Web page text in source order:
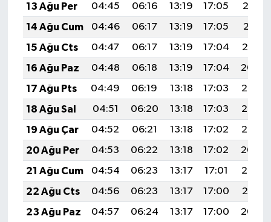
13 Ağu Per
04:45 06:16 13:19 17:05
20:13
14 Ağu Cum
04:46 06:17 13:19 17:05
20:11
15 Ağu Cts
04:47 06:17 13:19 17:04
20:10
16 Ağu Paz
04:48 06:18 13:19 17:04
20:09
17 Ağu Pts
04:49 06:19 13:18 17:03
20:08
18 Ağu Sal
04:51 06:20 13:18 17:03
20:06
19 Ağu Çar
04:52 06:21 13:18 17:02
20:05
20 Ağu Per
04:53 06:22 13:18 17:02
20:04
21 Ağu Cum
04:54 06:23 13:17 17:01
20:02
22 Ağu Cts
04:56 06:23 13:17 17:00
20:01
23 Ağu Paz
04:57 06:24 13:17 17:00
20:00